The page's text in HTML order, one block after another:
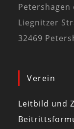
Petershagen
Liegnitzer
32469
Verein
Leitbild und